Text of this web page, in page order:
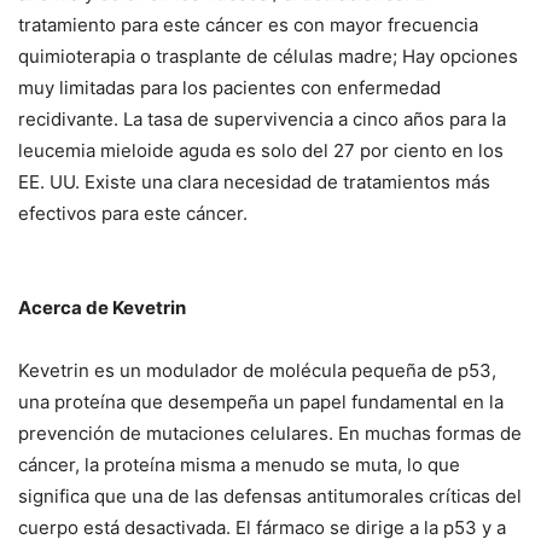
tratamiento para este cáncer es con mayor frecuencia
quimioterapia o trasplante de células madre; Hay opciones
muy limitadas para los pacientes con enfermedad
recidivante. La tasa de supervivencia a cinco años para la
leucemia mieloide aguda es solo del 27 por ciento en los
EE. UU. Existe una clara necesidad de tratamientos más
efectivos para este cáncer.
Acerca de Kevetrin
Kevetrin es un modulador de molécula pequeña de p53,
una proteína que desempeña un papel fundamental en la
prevención de mutaciones celulares. En muchas formas de
cáncer, la proteína misma a menudo se muta, lo que
significa que una de las defensas antitumorales críticas del
cuerpo está desactivada. El fármaco se dirige a la p53 y a